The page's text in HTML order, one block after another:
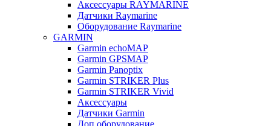
Аксессуары RAYMARINE
Датчики Raymarine
Оборудование Raymarine
GARMIN
Garmin echoMAP
Garmin GPSMAP
Garmin Panoptix
Garmin STRIKER Plus
Garmin STRIKER Vivid
Аксессуары
Датчики Garmin
Доп оборудование